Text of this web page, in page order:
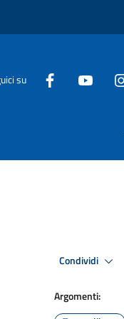
su
Condividi
Argomenti: